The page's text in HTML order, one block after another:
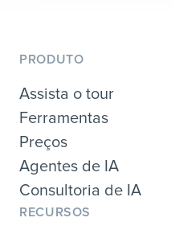
PRODUTO
Assista o tour
Ferramentas
Preços
Agentes de IA
Consultoria de IA
RECURSOS